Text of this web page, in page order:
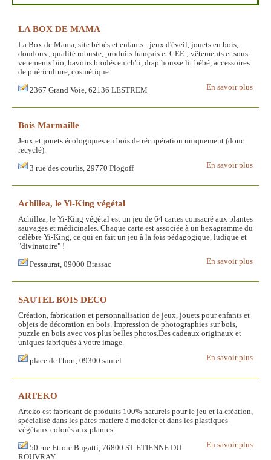
LA BOX DE MAMA
La Box de Mama, site bébés et enfants : jeux d'éveil, jouets en bois,
doudous ; qualité robuste, produits français et CEE ; vêtements et sous-
vetements bio, bavoirs brodés en ch'ti, drap housse lit bébé, accessoires
de puériculture, cosmétique
En savoir plus
2367 Grand Voie, 62136 LESTREM
Bois Marmaille
Jeux et jouets écologiques en bois de récupération uniquement (donc
recyclé).
En savoir plus
3 rue des courlis, 29770 Plogoff
Achillea, le Yi-King végétal
Achillea, le Yi-King végétal est un jeu de 64 cartes consacré aux plantes
sauvages et médicinales. Chaque carte est associée à un hexagramme du
célèbre Yi-King, ce qui en fait un jeu à la fois pédagogique, ludique et
"divinatoire" !
En savoir plus
Pessaurat, 09000 Brassac
SAUTEL BOIS DECO
Création, fabrication et personnalisation de jeux, jouets pour enfants et
objets de décoration en bois. Impression de photographies sur bois,
puzzle en bois avec vos plus belles photos.Des cadeaux originaux et
uniques fabriqués à votre image.
En savoir plus
place de l'hort, 09300 sautel
ARTEKO
Arteko est fabricant de produits 100% naturels pour le jeu et la création,
spécialisé dans les pâtes-matière à modeler et dans les plastiques
végétaux colorés aux plantes.
En savoir plus
50 rue Ettore Bugatti, 76800 ST ETIENNE DU
ROUVRAY